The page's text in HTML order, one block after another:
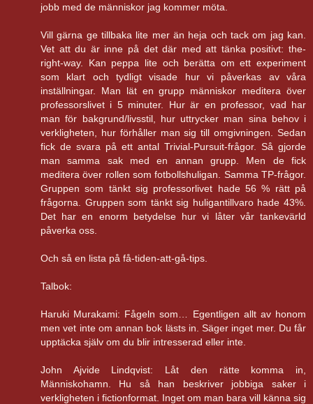
jobb med de människor jag kommer möta.
Vill gärna ge tillbaka lite mer än heja och tack om jag kan.
Vet att du är inne på det där med att tänka positivt: the-
right-way. Kan peppa lite och berätta om ett experiment
som klart och tydligt visade hur vi påverkas av våra
inställningar. Man lät en grupp människor meditera över
professorslivet i 5 minuter. Hur är en professor, vad har
man för bakgrund/livsstil, hur uttrycker man sina behov i
verkligheten, hur förhåller man sig till omgivningen. Sedan
fick de svara på ett antal Trivial-Pursuit-frågor. Så gjorde
man samma sak med en annan grupp. Men de fick
meditera över rollen som fotbollshuligan. Samma TP-frågor.
Gruppen som tänkt sig professorlivet hade 56 % rätt på
frågorna. Gruppen som tänkt sig huligantillvaro hade 43%.
Det har en enorm betydelse hur vi låter vår tankevärld
påverka oss.
Och så en lista på få-tiden-att-gå-tips.
Talbok:
Haruki Murakami: Fågeln som… Egentligen allt av honom
men vet inte om annan bok lästs in. Säger inget mer. Du får
upptäcka själv om du blir intresserad eller inte.
John Ajvide Lindqvist: Låt den rätte komma in,
Människohamn. Hu så han beskriver jobbiga saker i
verkligheten i fictionformat. Inget om man bara vill känna sig